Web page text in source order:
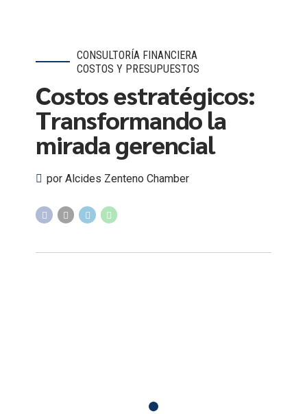
CONSULTORÍA FINANCIERA
COSTOS Y PRESUPUESTOS
Costos estratégicos:
Transformando la
mirada gerencial
por Alcides Zenteno Chamber